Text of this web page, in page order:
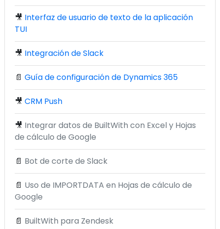
🎥 Interfaz de usuario de texto de la aplicación
TUI
🎥 Integración de Slack
📄 Guía de configuración de Dynamics 365
🎥 CRM Push
🎥 Integrar datos de BuiltWith con Excel y Hojas
de cálculo de Google
📄 Bot de corte de Slack
📄 Uso de IMPORTDATA en Hojas de cálculo de
Google
📄 BuiltWith para Zendesk